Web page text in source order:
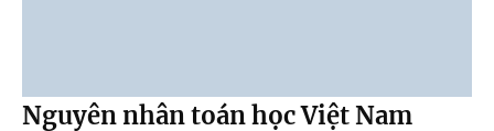
Nguyên nhân toán học Việt Nam